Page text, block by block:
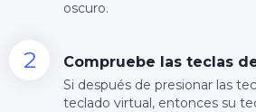
oscuro.
Compruebe las teclas
Si después de presionar las
teclado virtual, entonces su